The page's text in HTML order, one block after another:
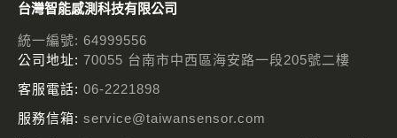
台灣智能感測科技有限公司
統一編號: 64999556
公司地址: 70055 台南市中西區海安路一段205號二樓
客服電話: 06-2221898
服務信箱: service@taiwansensor.com